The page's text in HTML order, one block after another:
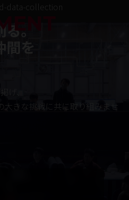
data-collection
。
間を
げ、
大きな挑戦に共に取り組みませ